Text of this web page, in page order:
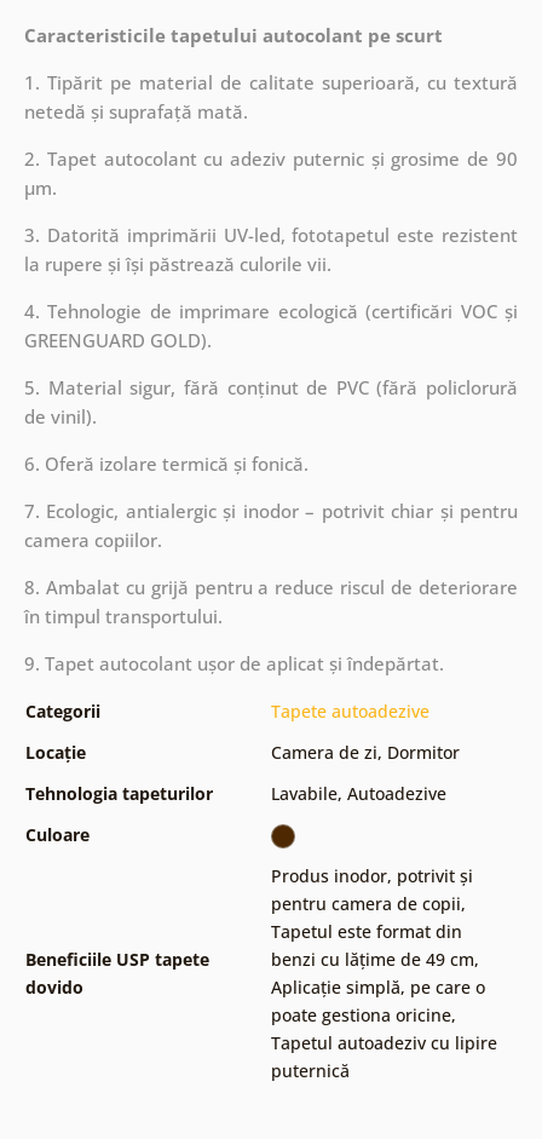
Caracteristicile tapetului autocolant pe scurt
1. Tipărit pe material de calitate superioară, cu textură
netedă și suprafață mată.
2. Tapet autocolant cu adeziv puternic și grosime de 90
µm.
3. Datorită imprimării UV-led, fototapetul este rezistent
la rupere și își păstrează culorile vii.
4. Tehnologie de imprimare ecologică (certificări VOC și
GREENGUARD GOLD).
5. Material sigur, fără conținut de PVC (fără policlorură
de vinil).
6. Oferă izolare termică și fonică.
7. Ecologic, antialergic și inodor – potrivit chiar și pentru
camera copiilor.
8. Ambalat cu grijă pentru a reduce riscul de deteriorare
în timpul transportului.
9. Tapet autocolant ușor de aplicat și îndepărtat.
Categorii
Tapete autoadezive
Locație
Camera de zi, Dormitor
Tehnologia tapeturilor
Lavabile, Autoadezive
Culoare
Beneficiile USP tapete
dovido
Produs inodor, potrivit și
pentru camera de copii,
Tapetul este format din
benzi cu lățime de 49 cm,
Aplicație simplă, pe care o
poate gestiona oricine,
Tapetul autoadeziv cu lipire
puternică